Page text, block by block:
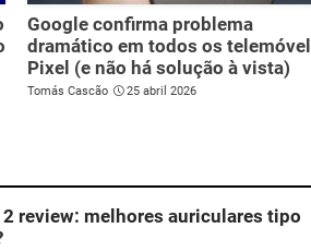
Google confirma problema
dramático em todos os telemóvel
Pixel (e não há solução à vista)
Tomás Cascão 25 abril 2026
review: melhores auriculares tipo